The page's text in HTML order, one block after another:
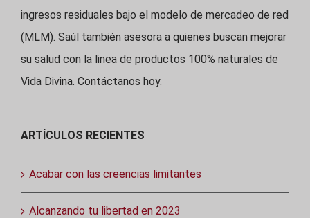
ingresos residuales bajo el modelo de mercadeo de red
(MLM). Saúl también asesora a quienes buscan mejorar
su salud con la linea de productos 100% naturales de
Vida Divina. Contáctanos hoy.
ARTÍCULOS RECIENTES
Acabar con las creencias limitantes
Alcanzando tu libertad en 2023